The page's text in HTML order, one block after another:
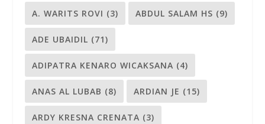
A. WARITS ROVI (3) ABDUL SALAM HS (9)
ADE UBAIDIL (71)
ADIPATRA KENARO WICAKSANA (4)
ANAS AL LUBAB (8) ARDIAN JE (15)
ARDY KRESNA CRENATA (3)